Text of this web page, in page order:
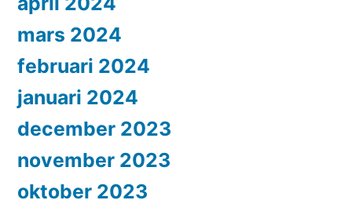
mars 2024
februari 2024
januari 2024
december 2023
november 2023
oktober 2023